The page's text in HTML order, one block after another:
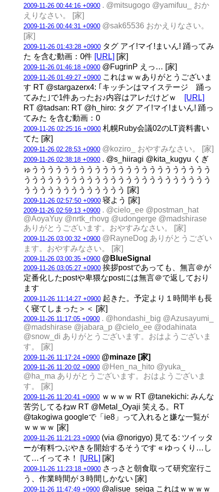
2009-11-26 00:44:16 +0900 . @mitsugogo @yamifuu_ おか
えりなさい。 [家]
2009-11-26 00:44:31 +0900 @sak65536 おかえりなさい。
[家]
2009-11-26 01:43:28 +0900 タグ アイ!マイ!まいん! 踊ってみ
た を含む動画：0件 [URL] [家]
2009-11-26 01:46:18 +0900 @FugrinP えっ… [家]
2009-11-26 01:49:27 +0900 これはｗｗありがとうございま
す RT @stargazerx4: ｢キッチンはマイステージ 踊っ
てみた｣で1件あったお♪内容はアレだけどｗ
[URL]
RT @tadsan: RT @h_hiro: タグ アイ!マイ!まいん! 踊っ
てみた を含む動画：0
2009-11-26 02:25:16 +0900 札幌Ruby会議02のLT資料書い
てた [家]
2009-11-26 02:28:53 +0900 @koziro_ おやすみなさい。 [家]
2009-11-26 02:38:18 +0900 . @s_hiiragi @kita_kugyu くぎ
ゅううううううううううううううううううううううう
うううううううううううううううううううううううう
ううううううううううううう [家]
2009-11-26 02:57:50 +0900 寝よう [家]
2009-11-26 02:59:13 +0900 . @cielo_ee @postman_hat
@AoyaYuy @nrtk_rhovg @udongerge @madshirase
ありがとうございます。おやすみなさい。 [家]
2009-11-26 03:00:32 +0900 @RayneDog ありがとうござい
ます。おやすみなさい。 [家]
2009-11-26 03:00:35 +0900 @BlueSignal
2009-11-26 03:05:27 +0900 挨拶postであっても、無言＠が
定番化したpostや卑猥なpostには無言＠で返しており
ます
2009-11-26 11:14:27 +0900 起きた。予定より１時間半も長
く寝てしまった＞＜ [家]
2009-11-26 11:17:05 +0900 . @hondashi_big @Azusayumi_
@madshirase @jabara_p @cielo_ee @odahinata
@snow_di ありがとうございます。おはようございま
す。 [家]
2009-11-26 11:17:24 +0900 @minaze [家]
2009-11-26 11:20:02 +0900 @Hen_na_hito @yuka_
@ha_ma ありがとうございます。おはようございま
す。 [家]
2009-11-26 11:20:41 +0900 ｗｗｗｗ RT @tanekichi: みんな
苦労してるねw RT @Metal_Oyaji 笑える。RT
@takogiwa googleで「ie8」って入れると嫌な一覧が
ｗｗｗｗ [家]
2009-11-26 11:21:23 +0900 (via @norigyo) 見てる: ツイッタ
ーが有料つぶやきを開始するそうです « ゆっくり…し
て…イってネ！
[URL] [家]
2009-11-26 11:23:18 +0900 さっさと朝食取って研究室行こ
う、作業時間が３時間しかない [家]
2009-11-26 11:47:49 +0900 @alisue_seiga これはｗｗｗｗ